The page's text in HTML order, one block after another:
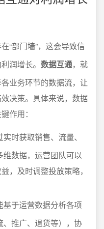
“部门墙”，这会导致信
润增长。 数据互通，就
业务环节的数据流，让
决策。具体来说，数据
作用：
时获取销售、流量、
数据，运营团队可以
，及时调整投放策略，
基于运营数据分析各项
推广、退货等），协